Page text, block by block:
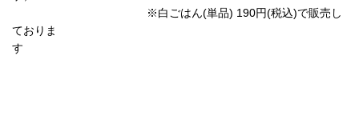
※白ごはん(単品) 190円(税込)で販売し
ておりま
す